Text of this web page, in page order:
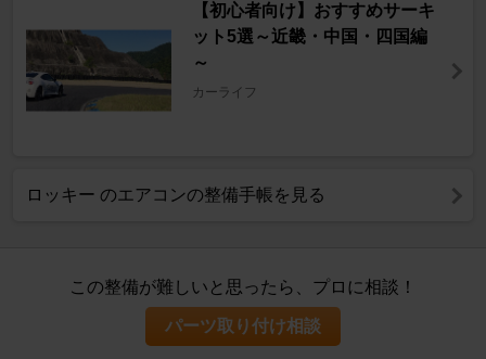
【初心者向け】おすすめサーキ
ット5選～近畿・中国・四国編
～
カーライフ
ロッキー のエアコンの整備手帳を見る
この整備が難しいと思ったら、プロに相談！
パーツ取り付け相談